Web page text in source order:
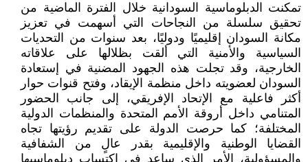
تمكنت الدبلوماسية السودانية خلال الفترة الماضية من
تحقيق سلسلة من النجاحات التي أسهمت في تعزيز
مكانة السودان إقليميًا ودوليًا، بعد سنوات من التحديات
السياسية والأمنية التي ألقت بظلالها على علاقاته
الخارجية، وقد تجلت هذه الجهود المضنية في إستعادة
السودان لعضويته داخل منظمة الإيقاد، وفتح قنوات حوار
أكثر فاعلية مع الإتحاد الإفريقي، إلى جانب الحضور
المتنامي داخل أروقة الأمم المتحدة والمنظمات الدولية
المختلفة؛ كما حرصت الدولة على تقديم رؤيتها تجاه
القضايا الوطنية والإقليمية بقدر عالٍ من الشفافية
والمسؤولية، الأمر الذي ساعد في إكتساب دبلوماسيها